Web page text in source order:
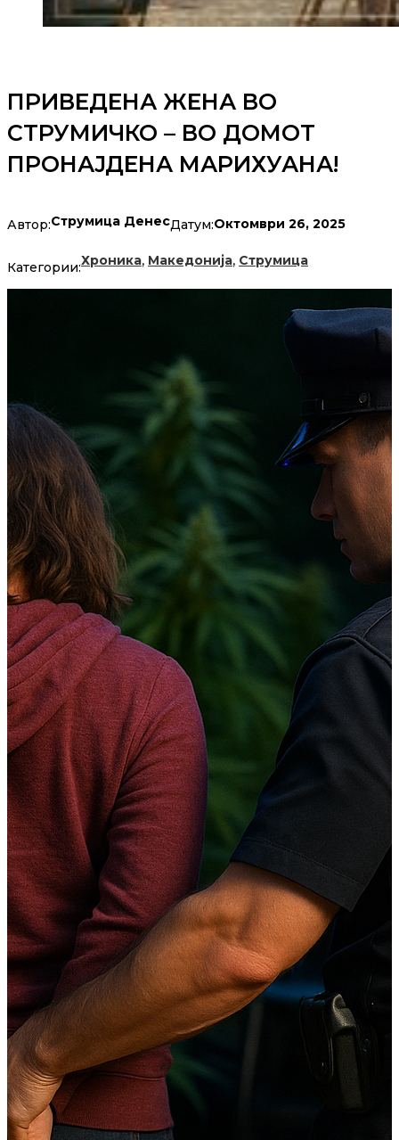
ПРИВЕДЕНА ЖЕНА ВО
СТРУМИЧКО – ВО ДОМОТ
ПРОНАЈДЕНА МАРИХУАНА!
Автор:Струмица ДенесДатум:Октомври 26, 2025
Категории:Хроника, Македонија, Струмица